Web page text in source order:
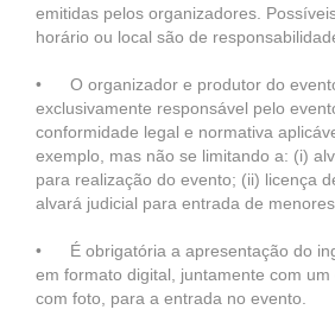
emitidas pelos organizadores.
horário ou local são de
• O organizador e produtor do
exclusivamente responsável pelo
conformidade legal e normativa
exemplo, mas não se limitando a: (i)
para realização do evento; (ii) licença
alvará judicial para entrada de menores.
• É obrigatória a apresentação do
em formato digital, juntamente com um
com foto, para a entrada no evento.